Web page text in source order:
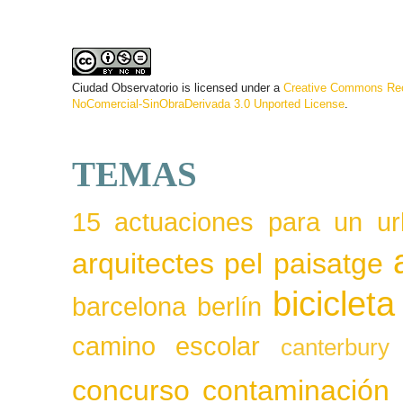
Ciudad Observatorio is licensed under a Creative Commons
NoComercial-SinObraDerivada 3.0 Unported License.
TEMAS
15 actuaciones para un
arquitectes pel paisatge
barcelona berlín bicicleta
camino escolar canterbury
concurso contaminación